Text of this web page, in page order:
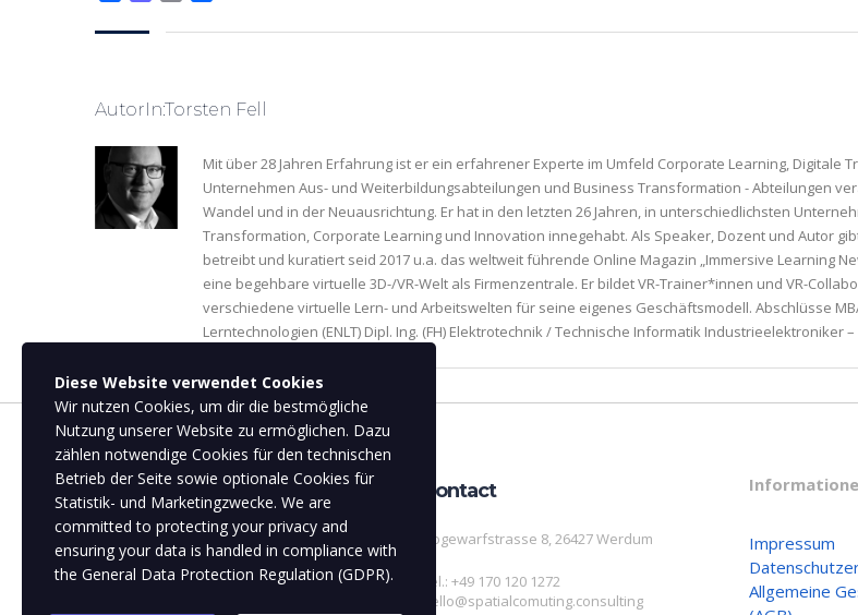
AutorIn:Torsten Fell
Mit über 28 Jahren Erfahrung ist er ein erfahrener Experte im Umfeld Corporate Learning, Digitale
Unternehmen Aus- und Weiterbildungsabteilungen und Business Transformation - Abteilungen
Wandel und in der Neuausrichtung. Er hat in den letzten 26 Jahren, in unterschiedlichsten
Transformation, Corporate Learning und Innovation innegehabt. Als Speaker, Dozent und Autor
betreibt und kuratiert seid 2017 u.a. das weltweit führende Online Magazin „Immersive Learning
eine begehbare virtuelle 3D-/VR-Welt als Firmenzentrale. Er bildet VR-Trainer*innen und VR-
verschiedene virtuelle Lern- und Arbeitswelten für seine eigenes Geschäftsmodell. Abschlüsse
Lerntechnologien (ENLT) Dipl. Ing. (FH) Elektrotechnik / Technische Informatik Industrieelektroniker
About
Created by Torsten Fell (C)2025
Contact
Hogewarfstrasse 8, 26427 Werdum
Tel.: +49 170 120 1272
hello@spatialcomuting.consulting
Impressum
Allgemeine
Diese Website verwendet Cookies
Wir nutzen Cookies, um dir die bestmögliche
Nutzung unserer Website zu ermöglichen. Dazu
zählen notwendige Cookies für den technischen
Betrieb der Seite sowie optionale Cookies für
Statistik- und Marketingzwecke. We are
committed to protecting your privacy and
ensuring your data is handled in compliance with
the General Data Protection Regulation (GDPR).